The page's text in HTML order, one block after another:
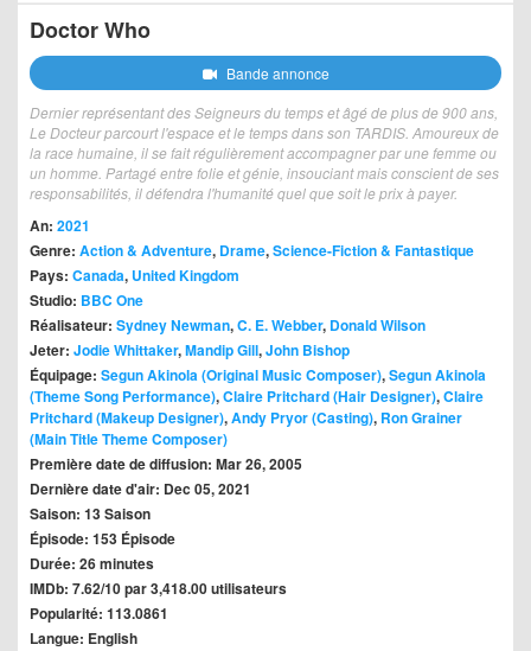
Doctor Who
Bande annonce
Dernier représentant des Seigneurs du temps et âgé de plus de 900 ans,
Le Docteur parcourt l'espace et le temps dans son TARDIS. Amoureux de
la race humaine, il se fait régulièrement accompagner par une femme ou
un homme. Partagé entre folie et génie, insouciant mais conscient de ses
responsabilités, il défendra l'humanité quel que soit le prix à payer.
An: 2021
Genre: Action & Adventure, Drame,Science-Fiction & Fantastique
Pays: Canada, United Kingdom
Studio: BBC One
Réalisateur: Sydney Newman,C. E. Webber, Donald Wilson
Jeter: Jodie Whittaker,Mandip Gill,John Bishop
Équipage: Segun Akinola (Original Music Composer),Segun Akinola
(Theme Song Performance),Claire Pritchard (Hair Designer),Claire
Pritchard (Makeup Designer),Andy Pryor (Casting), Ron Grainer
(Main Title Theme Composer)
Première date de diffusion: Mar 26, 2005
Dernière date d'air: Dec 05, 2021
Saison: 13 Saison
Épisode: 153 Épisode
Durée: 26 minutes
IMDb: 7.62/10 par 3,418.00 utilisateurs
Popularité: 113.0861
Langue: English